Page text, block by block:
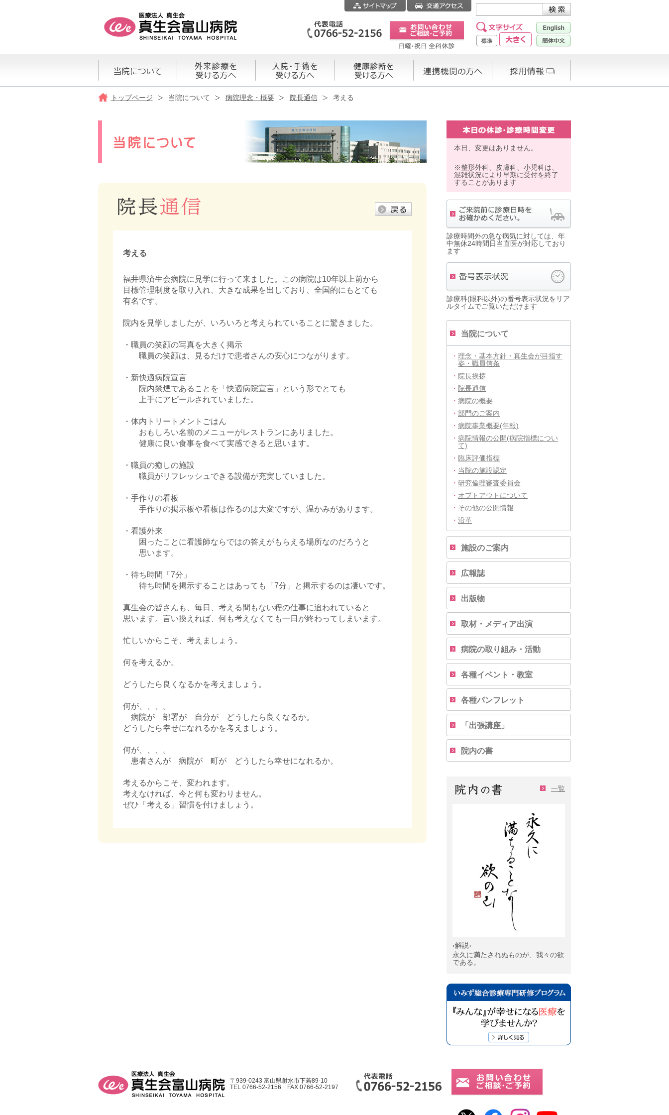
トップページ 当院について 病院理念・概要 院長通信 考える
考える
福井県済生会病院に見学に行って来ました。この病院は10年以上前から
目標管理制度を取り入れ、大きな成果を出しており、全国的にもとても
有名です。
院内を見学しましたが、いろいろと考えられていることに驚きました。
・職員の笑顔の写真を大きく掲示
職員の笑顔は、見るだけで患者さんの安心につながります。
・新快適病院宣言
院内禁煙であることを「快適病院宣言」という形でとても
上手にアピールされていました。
・体内トリートメントごはん
おもしろい名前のメニューがレストランにありました。
健康に良い食事を食べて実感できると思います。
・職員の癒しの施設
職員がリフレッシュできる設備が充実していました。
・手作りの看板
手作りの掲示板や看板は作るのは大変ですが、温かみがあります。
・看護外来
困ったことに看護師ならではの答えがもらえる場所なのだろうと
思います。
・待ち時間「7分」
待ち時間を掲示することはあっても「7分」と掲示するのは凄いです。
真生会の皆さんも、毎日、考える間もない程の仕事に追われていると
思います。言い換えれば、何も考えなくても一日が終わってしまいます。
忙しいからこそ、考えましょう。
何を考えるか。
どうしたら良くなるかを考えましょう。
何が、、、。
病院が 部署が 自分が どうしたら良くなるか。
どうしたら幸せになれるかを考えましょう。
何が、、、。
患者さんが 病院が 町が どうしたら幸せになれるか。
考えるからこそ、変われます。
考えなければ、今と何も変わりません。
ぜひ「考える」習慣を付けましょう。
本日、変更はありません。
※整形外科、皮膚科、小児科は、
混雑状況により早期に受付を終了
することがあります
診療時間外の急な病気に対しては、年
中無休24時間日当直医が対応しており
ます
診療科(眼科以外)の番号表示状況をリア
ルタイムでご覧いただけます
当院について
・ 理念・基本方針・真生会が目指す
姿・職員信条
・ 院長挨拶
・ 院長通信
・ 病院の概要
・ 部門のご案内
・ 病院事業概要(年報)
・ 病院情報の公開(病院指標につい
て)
・ 臨床評価指標
・ 当院の施設認定
・ 研究倫理審査委員会
・ オプトアウトについて
・ その他の公開情報
・ 沿革
施設のご案内
広報誌
出版物
取材・メディア出演
病院の取り組み・活動
各種イベント・教室
各種パンフレット
「出張講座」
院内の書
一覧
‹解説›
永久に満たされぬものが、我々の欲
である。
〒939-0243 富山県射水市下若89-10
TEL 0766-52-2156 FAX 0766-52-2197